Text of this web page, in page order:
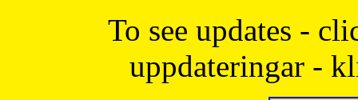
To see updates -
uppdateringar -